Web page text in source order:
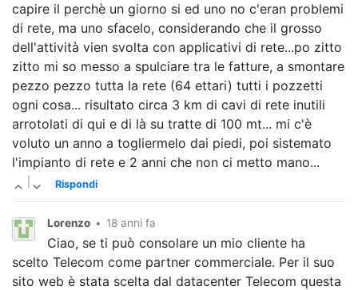
capire il perchè un giorno si ed uno no c'eran problemi
di rete, ma uno sfacelo, considerando che il grosso
dell'attività vien svolta con applicativi di rete...po zitto
zitto mi so messo a spulciare tra le fatture, a smontare
pezzo pezzo tutta la rete (64 ettari) tutti i pozzetti
ogni cosa... risultato circa 3 km di cavi di rete inutili
arrotolati di qui e di là su tratte di 100 mt... mi c'è
voluto un anno a togliermelo dai piedi, poi sistemato
l'impianto di rete e 2 anni che non ci metto mano...
Rispondi
Lorenzo • 18 anni fa
Ciao, se ti può consolare un mio cliente ha
scelto Telecom come partner commerciale. Per il suo
sito web è stata scelta dal datacenter Telecom questa